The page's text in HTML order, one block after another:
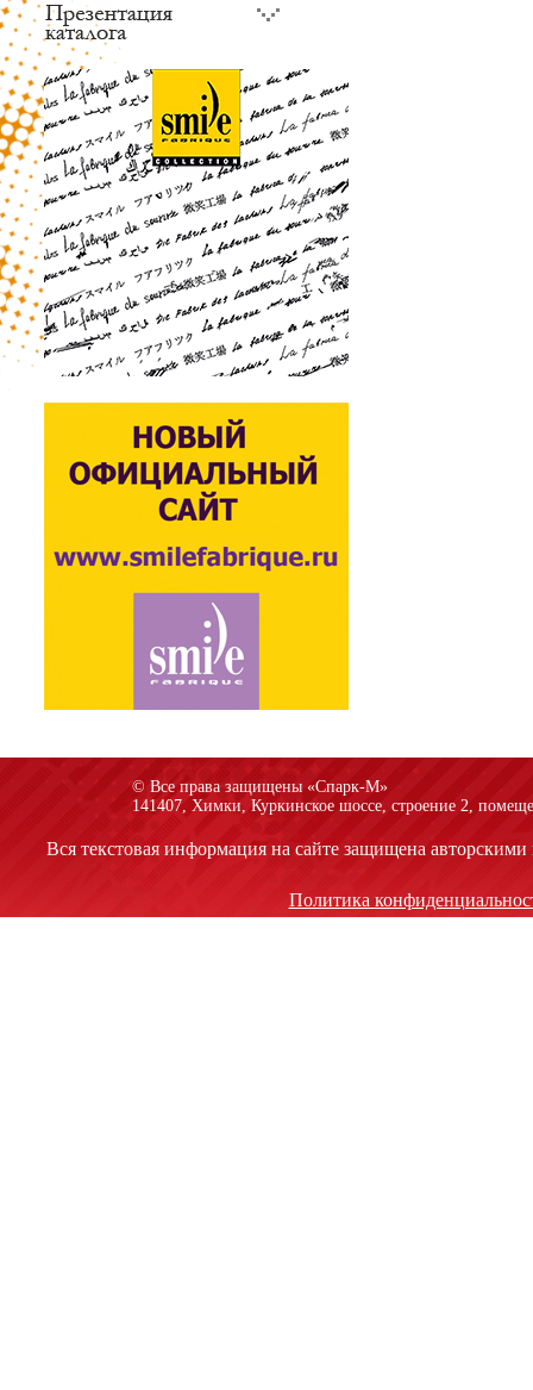
© Все права защищены «Спарк-M»
141407, Химки, Куркинское шоссе, строение 2,
Вся текстовая информация на сайте защищена
Политика